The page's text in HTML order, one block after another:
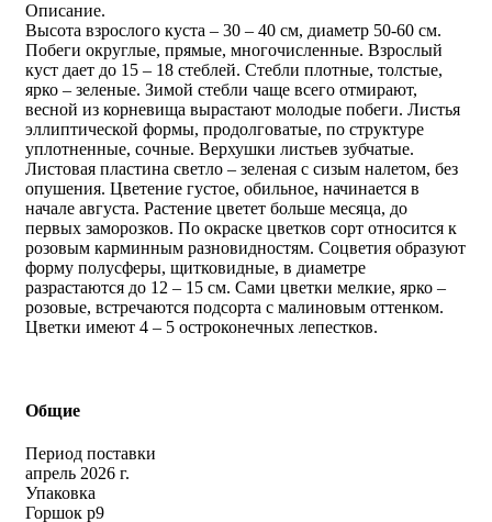
Описание.
Высота взрослого куста – 30 – 40 см, диаметр 50-60 см.
Побеги округлые, прямые, многочисленные. Взрослый
куст дает до 15 – 18 стеблей. Стебли плотные, толстые,
ярко – зеленые. Зимой стебли чаще всего отмирают,
весной из корневища вырастают молодые побеги. Листья
эллиптической формы, продолговатые, по структуре
уплотненные, сочные. Верхушки листьев зубчатые.
Листовая пластина светло – зеленая с сизым налетом, без
опушения. Цветение густое, обильное, начинается в
начале августа. Растение цветет больше месяца, до
первых заморозков. По окраске цветков сорт относится к
розовым карминным разновидностям. Соцветия образуют
форму полусферы, щитковидные, в диаметре
разрастаются до 12 – 15 см. Сами цветки мелкие, ярко –
розовые, встречаются подсорта с малиновым оттенком.
Цветки имеют 4 – 5 остроконечных лепестков.
Общие
Период поставки
апрель 2026 г.
Упаковка
Горшок р9